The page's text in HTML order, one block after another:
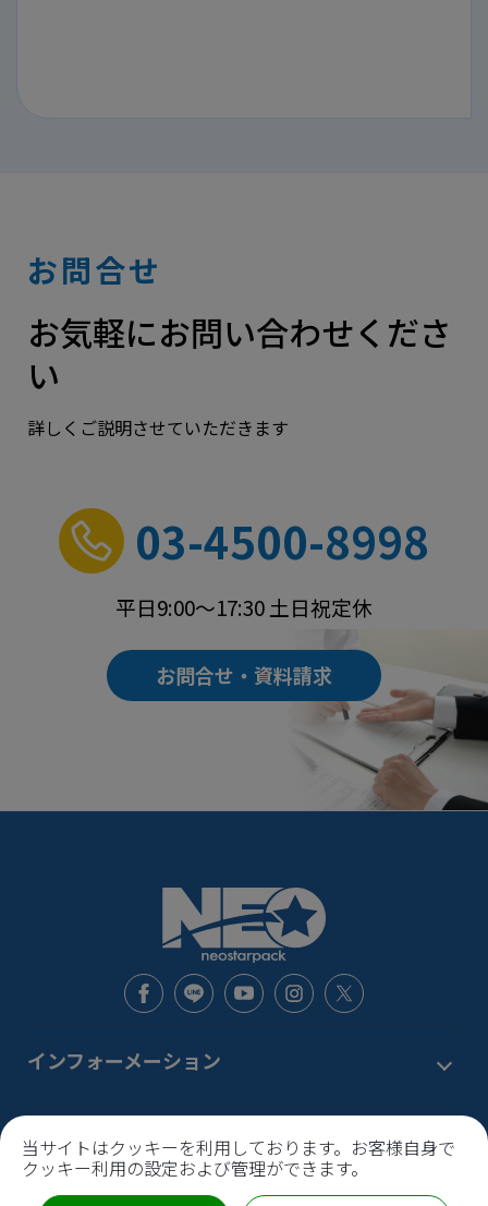
お問合せ
お気軽にお問い合わせくださ
い
詳しくご説明させていただきます
03-4500-8998
平日9:00～17:30 土日祝定休
お問合せ・資料請求
インフォーメーション
新着情報
サービス
お問い合わせ窓口
本社 〒120-0002東京都足立区中川1-6-9
当サイトはクッキーを利用しております。お客様自身で
クッキー利用の設定および管理ができます。